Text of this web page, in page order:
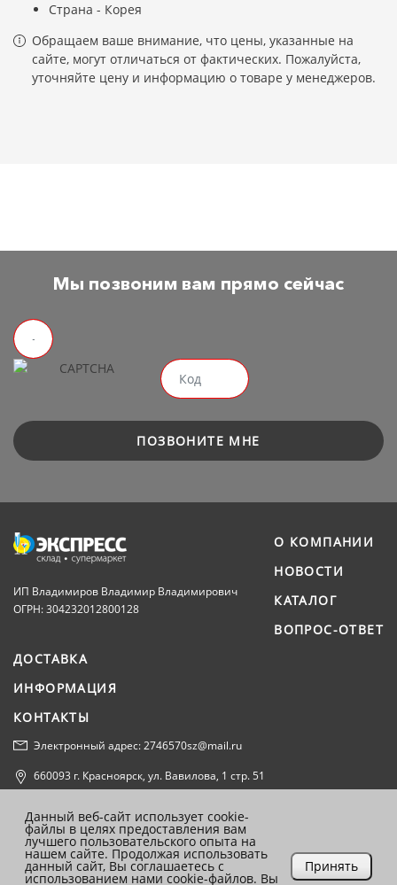
Страна - Корея
Обращаем ваше внимание, что цены, указанные на
сайте, могут отличаться от фактических. Пожалуйста,
уточняйте цену и информацию о товаре у менеджеров.
Мы позвоним вам прямо сейчас
ПОЗВОНИТЕ МНЕ
ИП Владимиров Владимир Владимирович
ОГРН: 304232012800128
О КОМПАНИИ
НОВОСТИ
КАТАЛОГ
ВОПРОС-ОТВЕТ
ДОСТАВКА
ИНФОРМАЦИЯ
КОНТАКТЫ
Электронный адрес: 2746570sz@mail.ru
660093 г. Красноярск, ул. Вавилова, 1 стр. 51
Согласие на обработку персональных данных
Данный веб-сайт использует cookie-
файлы в целях предоставления вам
лучшего пользовательского опыта на
нашем сайте. Продолжая использовать
данный сайт, Вы соглашаетесь с
использованием нами cookie-файлов. Вы
Принять